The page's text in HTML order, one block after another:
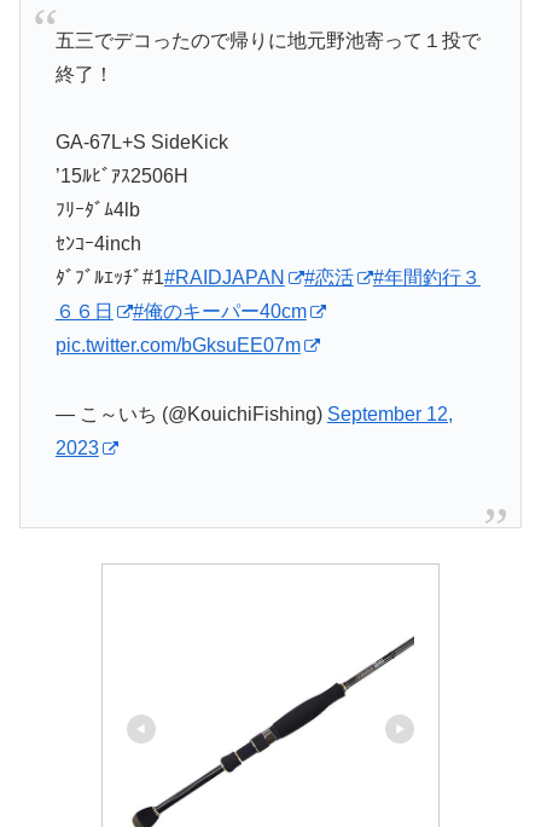
五三でデコったので帰りに地元野池寄って１投で
終了！
GA-67L+S SideKick
’15ﾙﾋﾞｱｽ2506H
ﾌﾘｰﾀﾞﾑ4lb
ｾﾝｺｰ4inch
ﾀﾞﾌﾞﾙｴｯﾁﾞ#1#RAIDJAPAN #恋活
#年間釣行３
６６日
#俺のキーパー40cm
pic.twitter.com/bGksuEE07m
— こ～いち (@KouichiFishing) September 12,
2023